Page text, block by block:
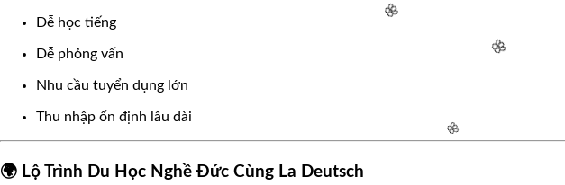
Dễ học tiếng
Dễ phỏng vấn
Nhu cầu tuyển dụng lớn
Thu nhập ổn định lâu dài
🌍 Lộ Trình Du Học Nghề Đức Cùng La Deutsch